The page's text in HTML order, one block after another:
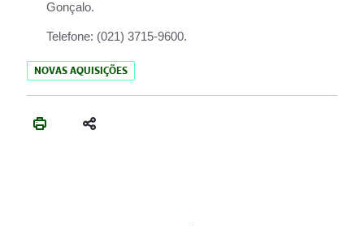
Gonçalo.
Telefone: (021) 3715-9600.
NOVAS AQUISIÇÕES